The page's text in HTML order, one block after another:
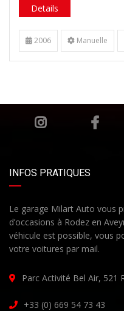
Details
2006 Manuelle
INFOS PRATIQUES
Le garage Milart Auto vous
d’occasions à Rodez en
véhicule est possible, vous
votre voitures par mail.
Parc Activité Bel Air, 521
+33 (0) 669 54 73 43